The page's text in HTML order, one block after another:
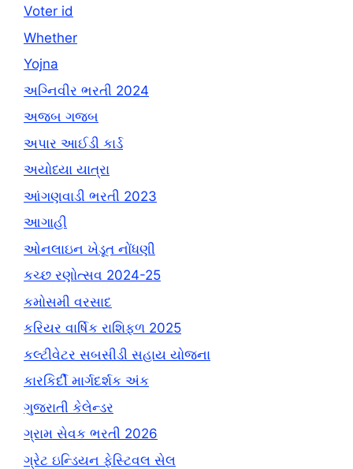
Voter id
Whether
Yojna
અગ્નિવીર ભરતી 2024
અજબ ગજબ
અપાર આઈડી કાર્ડ
અયોધ્યા યાત્રા
આંગણવાડી ભરતી 2023
આગાહી
ઓનલાઇન ખેડૂત નોંધણી
કચ્છ રણોત્સવ 2024-25
કમોસમી વરસાદ
કરિયર વાર્ષિક રાશિફળ 2025
કલ્ટીવેટર સબસીડી સહાય યોજના
કારકિર્દી માર્ગદર્શક અંક
ગુજરાતી કેલેન્ડર
ગ્રામ સેવક ભરતી 2026
ગ્રેટ ઇન્ડિયન ફેસ્ટિવલ સેલ